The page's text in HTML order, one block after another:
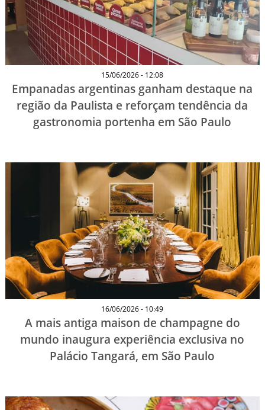
15/06/2026 - 12:08
Empanadas argentinas ganham destaque na
região da Paulista e reforçam tendência da
gastronomia portenha em São Paulo
16/06/2026 - 10:49
A mais antiga maison de champagne do
mundo inaugura experiência exclusiva no
Palácio Tangará, em São Paulo